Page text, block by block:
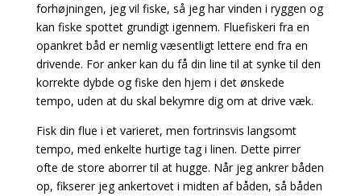
forhøjningen, jeg vil fiske, så jeg har vinden i ryggen og
kan fiske spottet grundigt igennem. Fluefiskeri fra en
opankret båd er nemlig væsentligt lettere end fra en
drivende. For anker kan du få din line til at synke til den
korrekte dybde og fiske den hjem i det ønskede
tempo, uden at du skal bekymre dig om at drive væk.
Fisk din flue i et varieret, men fortrinsvis langsomt
tempo, med enkelte hurtige tag i linen. Dette pirrer
ofte de store aborrer til at hugge. Når jeg ankrer båden
op, fikserer jeg ankertovet i midten af båden, så båden